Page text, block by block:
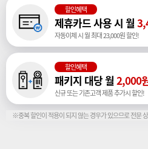
할인혜택
제휴카드 사용 시 월
자동이체 시 월 최대 23,000원 할인!
할인혜택
패키지 대당 월 2,000
신규 또는 기존고객 제품 추가시 할인!
※중복 할인이 적용이 되지 않는 경우가 있으므로 전문